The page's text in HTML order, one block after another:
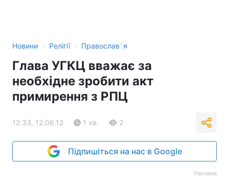
Новини › Релігії › Православ`я
Глава УГКЦ вважає за
необхідне зробити акт
примирення з РПЦ
12:33, 12.06.12 1 хв. 2
Підпишіться на нас в Google
Реклама